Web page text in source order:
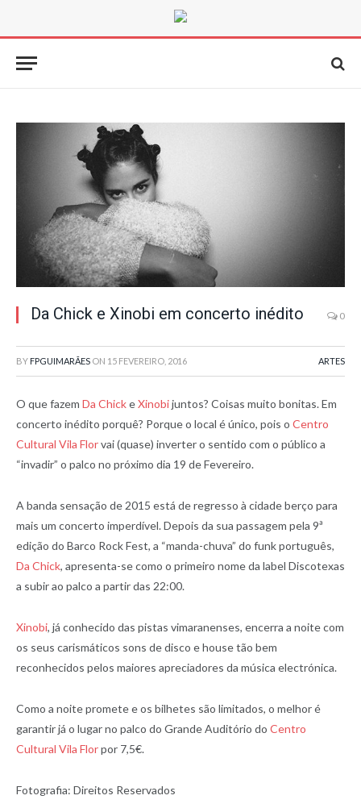
Da Chick e Xinobi em concerto inédito 0
BY FPGUIMARÃES ON 15 FEVEREIRO, 2016 ARTES
O que fazem Da ChickeXinobijuntos? Coisas muito bonitas. Em
concerto inédito porquê? Porque o local é único, pois o Centro
Cultural Vila Florvai (quase) inverter o sentido com o público a
“invadir” o palco no próximo dia 19 de Fevereiro.
A banda sensação de 2015 está de regresso à cidade berço para
mais um concerto imperdível. Depois da sua passagem pela 9ª
edição do Barco Rock Fest, a “manda-chuva” do funk português,
Da Chick, apresenta-se como o primeiro nome da label Discotexas
a subir ao palco a partir das 22:00.
Xinobi, já conhecido das pistas vimaranenses, encerra a noite com
os seus carismáticos sons de disco e house tão bem
reconhecidos pelos maiores apreciadores da música electrónica.
Como a noite promete e os bilhetes são limitados, o melhor é
garantir já o lugar no palco do Grande Auditório do Centro
Cultural Vila Florpor 7,5€.
Fotografia: Direitos Reservados